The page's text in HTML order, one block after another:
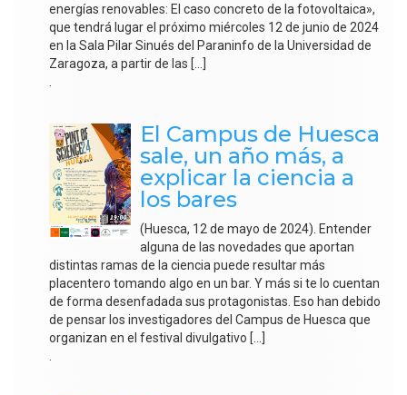
energías renovables: El caso concreto de la fotovoltaica»,
que tendrá lugar el próximo miércoles 12 de junio de 2024
en la Sala Pilar Sinués del Paraninfo de la Universidad de
Zaragoza, a partir de las […]
El Campus de Huesca
sale, un año más, a
explicar la ciencia a
los bares
(Huesca, 12 de mayo de 2024). Entender
alguna de las novedades que aportan
distintas ramas de la ciencia puede resultar más
placentero tomando algo en un bar. Y más si te lo cuentan
de forma desenfadada sus protagonistas. Eso han debido
de pensar los investigadores del Campus de Huesca que
organizan en el festival divulgativo […]